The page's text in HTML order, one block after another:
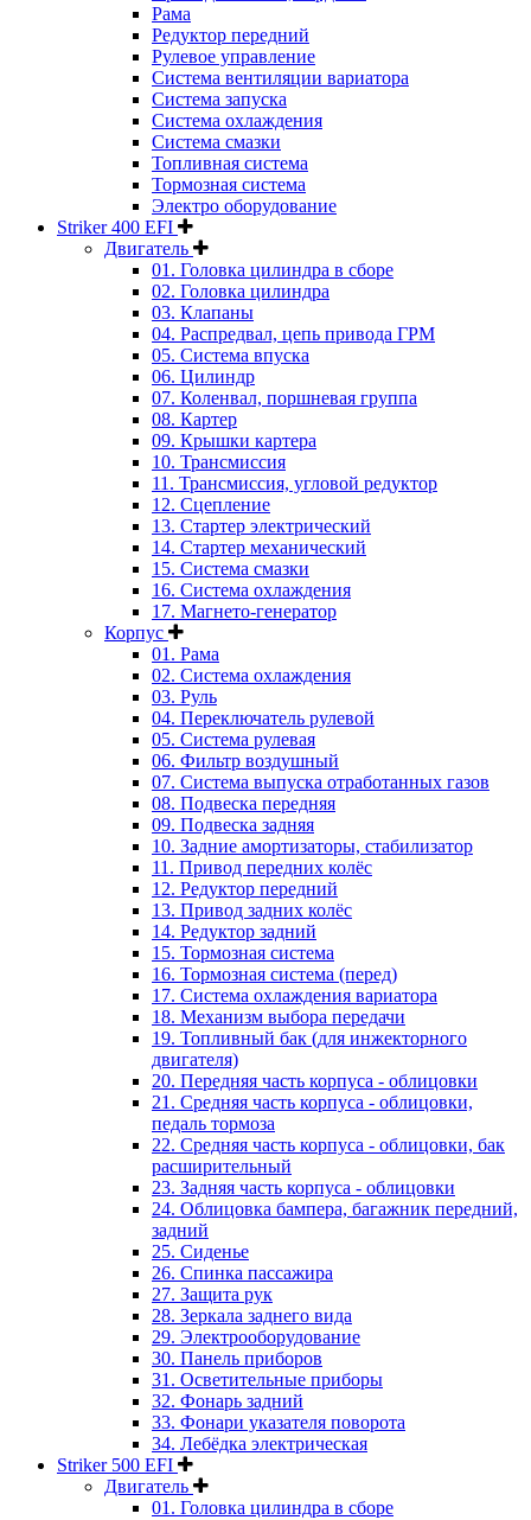
Рама
Редуктор передний
Рулевое управление
Система вентиляции вариатора
Система запуска
Система охлаждения
Система смазки
Топливная система
Тормозная система
Электро оборудование
Striker 400 EFI
Двигатель
01. Головка цилиндра в сборе
02. Головка цилиндра
03. Клапаны
04. Распредвал, цепь привода ГРМ
05. Система впуска
06. Цилиндр
07. Коленвал, поршневая группа
08. Картер
09. Крышки картера
10. Трансмиссия
11. Трансмиссия, угловой редуктор
12. Сцепление
13. Стартер электрический
14. Стартер механический
15. Система смазки
16. Система охлаждения
17. Магнето-генератор
Корпус
01. Рама
02. Система охлаждения
03. Руль
04. Переключатель рулевой
05. Система рулевая
06. Фильтр воздушный
07. Система выпуска отработанных газов
08. Подвеска передняя
09. Подвеска задняя
10. Задние амортизаторы, стабилизатор
11. Привод передних колёс
12. Редуктор передний
13. Привод задних колёс
14. Редуктор задний
15. Тормозная система
16. Тормозная система (перед)
17. Система охлаждения вариатора
18. Механизм выбора передачи
19. Топливный бак (для инжекторного
двигателя)
20. Передняя часть корпуса - облицовки
21. Средняя часть корпуса - облицовки,
педаль тормоза
22. Средняя часть корпуса - облицовки, бак
расширительный
23. Задняя часть корпуса - облицовки
24. Облицовка бампера, багажник передний,
задний
25. Сиденье
26. Спинка пассажира
27. Защита рук
28. Зеркала заднего вида
29. Электрооборудование
30. Панель приборов
31. Oсветительные приборы
32. Фонарь задний
33. Фонари указателя поворота
34. Лебёдка электрическая
Striker 500 EFI
Двигатель
01. Головка цилиндра в сборе